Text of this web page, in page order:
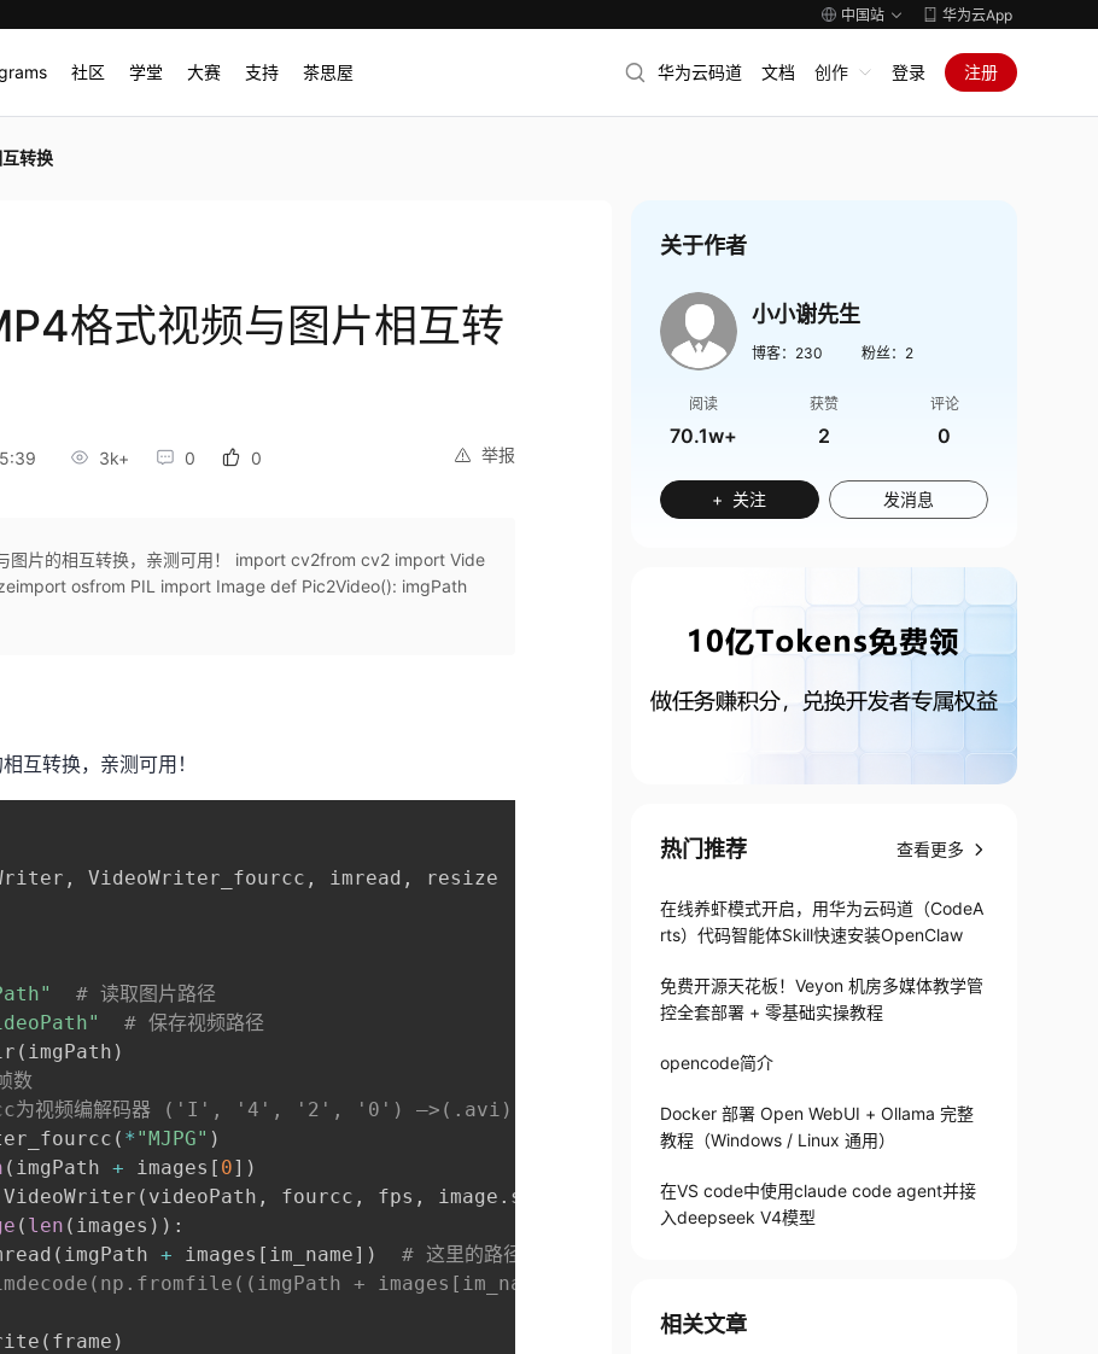
中国站 华为云App
社区 学堂 大赛 支持 茶思屋 华为云码道 文档 创作 登录 注册
转换
格式视频与图片相互转
举报
3k+ 0 0
图片的相互转换，亲测可用！ import cv2from cv2 import Vide
osfrom PIL import Image def Pic2Video(): imgPath
互转换，亲测可用！
, VideoWriter_fourcc , imread ,
resize
# 读取图片路径
# 保存视频路径
( imgPath )
数
为视频编解码器 ('I', '4', '2', '0') —>(.avi) 、('P', 'I', 'M', 'I')—>(.avi)、('X', 'V',
( * "MJPG" )
( imgPath + images [ 0] )
VideoWriter ( videoPath , fourcc , fps , image . size
( len ( images ) ) :
( imgPath + images [ im_name] )
# 这里的路径只能是英文路径
+ images[im_name]), dtype=np.uint8), 1) # 此句话的路径可以为中文路
( frame )
关于作者
小小谢先生
博客： 230 粉丝： 2
阅读
70.1w+
获赞
2
评论
0
+ 关注 发消息
热门推荐 查看更多
在线养虾模式开启，用华为云码道（CodeA
rts）代码智能体Skill快速安装OpenClaw
免费开源天花板！Veyon 机房多媒体教学管
控全套部署 + 零基础实操教程
opencode简介
Docker 部署 Open WebUI + Ollama 完整
教程（Windows / Linux 通用）
在VS code中使用claude code agent并接
入deepseek V4模型
相关文章